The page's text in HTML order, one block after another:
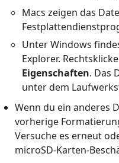
Macs zeigen das
Unter Windows
Explorer.
Eigenschaften. Das
unter dem
Wenn du ein anderes
vorherige
Versuche es erneut
microSD-Karten-